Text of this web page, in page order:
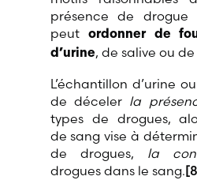
présence de drogue
peut
ordonner de
d’urine, de salive ou de
L’échantillon d’urine
de déceler la
types de drogues,
de sang vise à
de drogues, la
drogues dans le sang.